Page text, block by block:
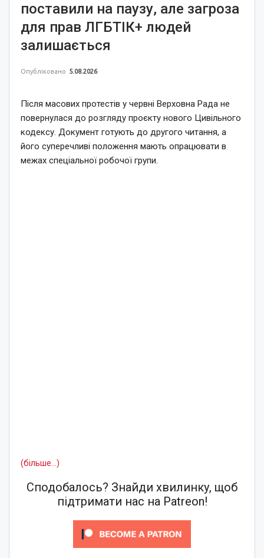
поставили на паузу, але загроза
для прав ЛГБТІК+ людей
залишається
Опубліковано 5.08.2026
Після масових протестів у червні Верховна Рада не
повернулася до розгляду проєкту нового Цивільного
кодексу. Документ готують до другого читання, а
його суперечливі положення мають опрацювати в
межах спеціальної робочої групи.
(більше…)
Сподобалось? Знайди хвилинку, щоб
підтримати нас на Patreon!